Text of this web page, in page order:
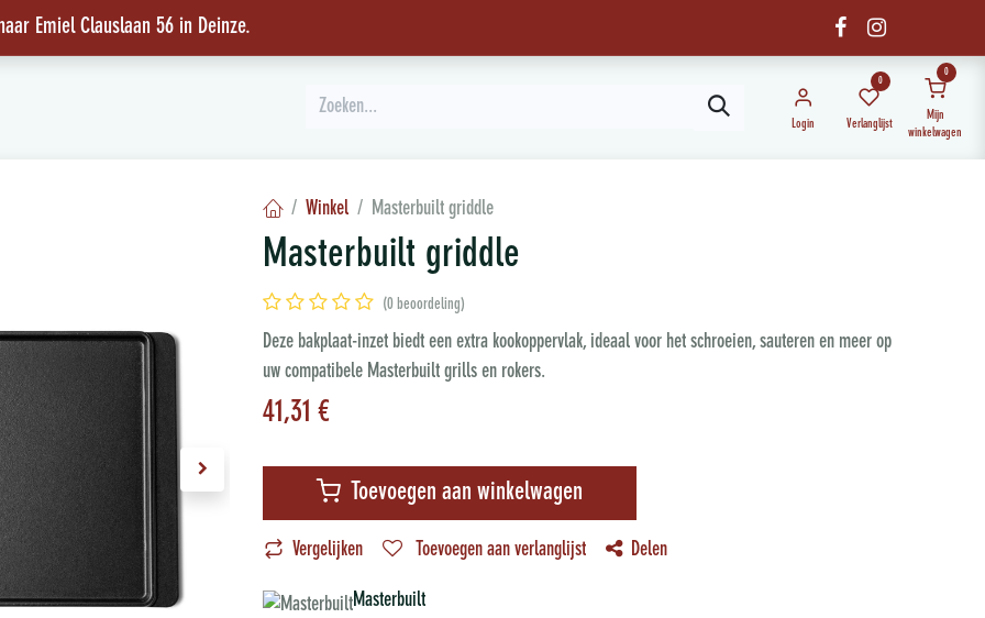
Emiel Clauslaan 56 in Deinze.
Login
0
Verlanglijst
0
Mijn
winkelwagen
Winkel Masterbuilt griddle
Masterbuilt griddle
(0 beoordeling)
Deze bakplaat-inzet biedt een extra kookoppervlak, ideaal voor het schroeien, sauteren en meer op
uw compatibele Masterbuilt grills en rokers.
41,31 €
Toevoegen aan winkelwagen
Vergelijken Toevoegen aan verlanglijst Delen
Masterbuilt